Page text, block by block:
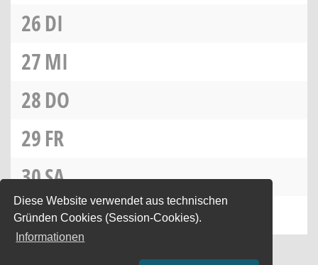
Diese Website verwendet aus technischen
Gründen Cookies (Session-Cookies).
Informationen
26DI
27MI
28DO
29FR
30SA
31SO